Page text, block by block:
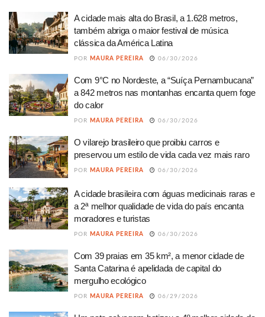
A cidade mais alta do Brasil, a 1.628 metros,
também abriga o maior festival de música
clássica da América Latina
POR MAURA PEREIRA 06/30/2026
Com 9°C no Nordeste, a “Suíça Pernambucana”
a 842 metros nas montanhas encanta quem foge
do calor
POR MAURA PEREIRA 06/30/2026
O vilarejo brasileiro que proibiu carros e
preservou um estilo de vida cada vez mais raro
POR MAURA PEREIRA 06/30/2026
A cidade brasileira com águas medicinais raras e
a 2ª melhor qualidade de vida do país encanta
moradores e turistas
POR MAURA PEREIRA 06/30/2026
Com 39 praias em 35 km², a menor cidade de
Santa Catarina é apelidada de capital do
mergulho ecológico
POR MAURA PEREIRA 06/29/2026